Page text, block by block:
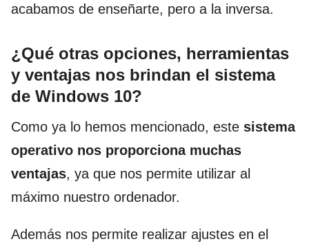
acabamos de enseñarte, pero a la inversa.
¿Qué otras opciones, herramientas
y ventajas nos brindan el sistema
de Windows 10?
Como ya lo hemos mencionado, este sistema
operativo nos proporciona muchas
ventajas, ya que nos permite utilizar al
máximo nuestro ordenador.
Además nos permite realizar ajustes en el